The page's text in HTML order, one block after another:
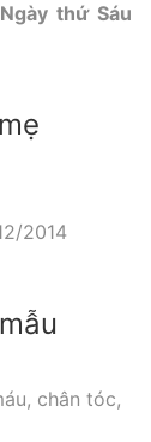
Ngày thứ Sáu
2014
chân tóc,